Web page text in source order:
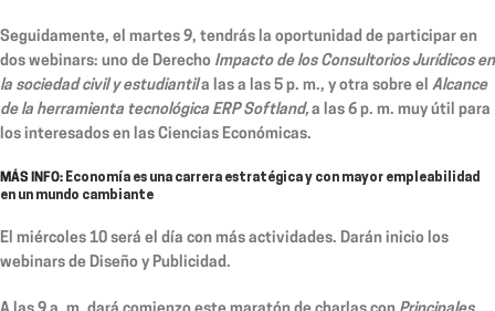
Seguidamente, el martes 9, tendrás la oportunidad de participar en
dos webinars: uno de Derecho Impacto de los Consultorios Jurídicos en
la sociedad civil y estudiantila las a las 5 p. m., y otra sobre el Alcance
de la herramienta tecnológica ERP Softland, a las 6 p. m. muy útil para
los interesados en las Ciencias Económicas.
MÁS INFO: Economía es una carrera estratégica y con mayor empleabilidad
en un mundo cambiante
El miércoles 10 será el día con más actividades. Darán inicio los
webinars de Diseño y Publicidad.